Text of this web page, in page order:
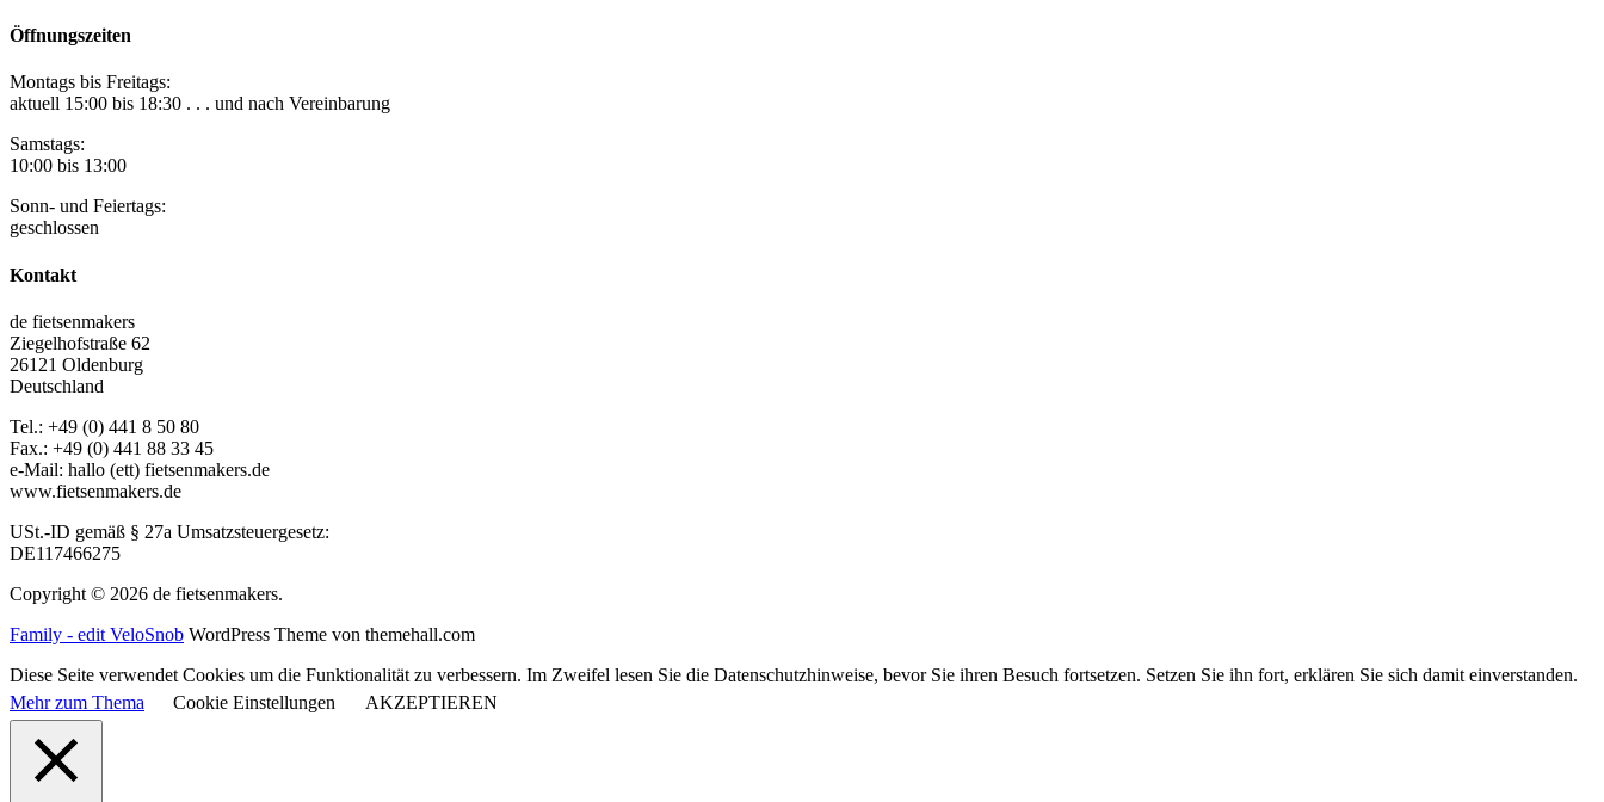
Öffnungszeiten
Montags bis Freitags:
aktuell 15:00 bis 18:30 . . . und nach Vereinbarung
Samstags:
10:00 bis 13:00
Sonn- und Feiertags:
geschlossen
Kontakt
de fietsenmakers
Ziegelhofstraße 62
26121 Oldenburg
Deutschland
Tel.: +49 (0) 441 8 50 80
Fax.: +49 (0) 441 88 33 45
e-Mail: hallo (ett) fietsenmakers.de
www.fietsenmakers.de
USt.-ID gemäß § 27a Umsatzsteuergesetz:
DE117466275
Copyright © 2026 de fietsenmakers.
Family - edit VeloSnob WordPress Theme von themehall.com
Diese Seite verwendet Cookies um die Funktionalität zu verbessern. Im Zweifel lesen Sie die Datenschutzhinweise, bevor Sie ihren Besuch fortsetzen. Setzen Sie ihn fort, erklären Sie sich damit einverstanden.
Mehr zum Thema
Cookie Einstellungen AKZEPTIEREN